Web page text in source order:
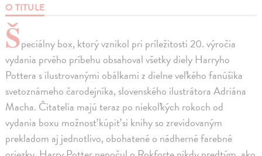
O TITULE
Špeciálny box, ktorý vznikol pri príležitosti 20. výročia
vydania prvého príbehu obsahoval všetky diely Harryho
Pottera s ilustrovanými obálkami z dielne veľkého fanúšika
svetoznámeho čarodejníka, slovenského ilustrátora Adriána
Macha. Čitatelia majú teraz po niekoľkých rokoch od
vydania boxu možnosť kúpiť si knihy so zrevidovaným
prekladom aj jednotlivo, obohatené o nádherné farebné